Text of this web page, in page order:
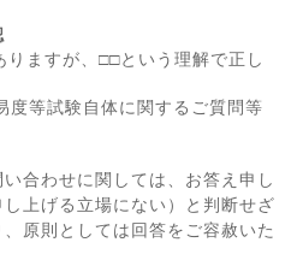
りますが、□□という理解で正し
度等試験自体に関するご質問等
い合わせに関しては、お答え申し
し上げる立場にない）と判断せざ
原則としては回答をご容赦いた